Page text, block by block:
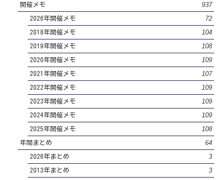
開催メモ 937
2026年開催メモ 72
2018年開催メモ 104
2019年開催メモ 108
2020年開催メモ 109
2021年開催メモ 107
2022年開催メモ 109
2023年開催メモ 109
2024年開催メモ 109
2025年開催メモ 108
年間まとめ 64
2026年まとめ 3
2013年まとめ 3